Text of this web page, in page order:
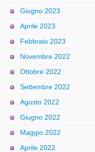
Giugno 2023
Aprile 2023
Febbraio 2023
Novembre 2022
Ottobre 2022
Settembre 2022
Agosto 2022
Giugno 2022
Maggio 2022
Aprile 2022